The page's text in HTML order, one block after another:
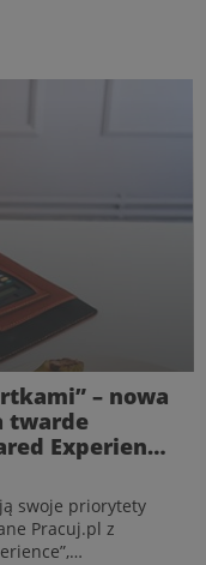
– nowa
twarde
Experience
swoje priorytety
Pracuj.pl z